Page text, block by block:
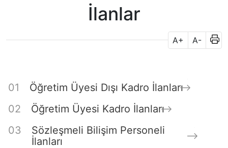
İlanlar
A+ A-
Öğretim Üyesi Dışı Kadro İlanları
Öğretim Üyesi Kadro İlanları
Sözleşmeli Bilişim Personeli
İlanları